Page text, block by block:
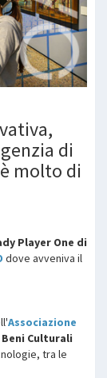
di
molto di
Player One di
dove avveniva il
Associazione
Beni Culturali
tra le